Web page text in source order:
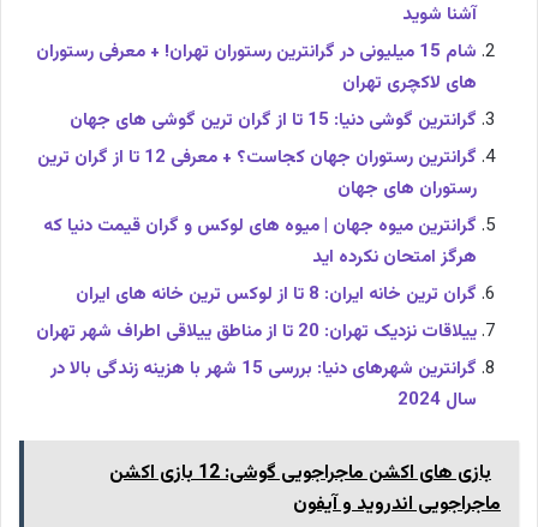
آشنا شوید
شام 15 میلیونی در گرانترین رستوران تهران! + معرفی رستوران
های لاکچری تهران
گرانترین گوشی دنیا: 15 تا از گران ترین گوشی های جهان
گرانترین رستوران جهان کجاست؟ + معرفی 12 تا از گران ترین
رستوران های جهان
گرانترین میوه جهان | میوه های لوکس و گران قیمت دنیا که
هرگز امتحان نکرده اید
گران ترین خانه ایران: 8 تا از لوکس ترین خانه های ایران
ییلاقات نزدیک تهران: 20 تا از مناطق ییلاقی اطراف شهر تهران
گرانترین شهرهای دنیا: بررسی 15 شهر با هزینه زندگی بالا در
سال 2024
بازی های اکشن ماجراجویی گوشی: 12 بازی اکشن
ماجراجویی اندروید و آیفون